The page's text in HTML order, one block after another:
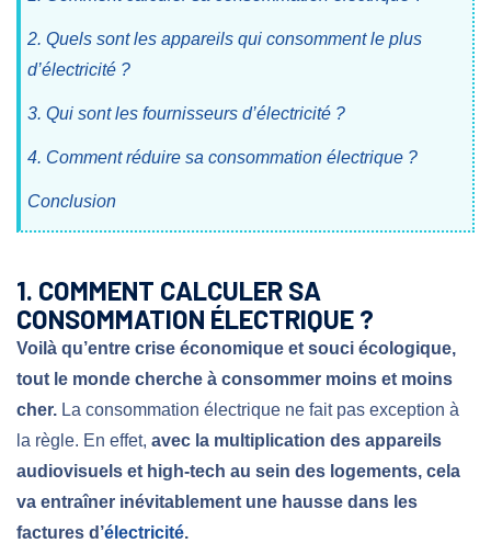
2. Quels sont les appareils qui consomment le plus
d’électricité ?
3. Qui sont les fournisseurs d’électricité ?
4. Comment réduire sa consommation électrique ?
Conclusion
1. COMMENT CALCULER SA
CONSOMMATION ÉLECTRIQUE ?
Voilà qu’entre crise économique et souci écologique,
tout le monde cherche à consommer moins et moins
cher. La consommation électrique ne fait pas exception à
la règle. En effet, avec la multiplication des appareils
audiovisuels et high-tech au sein des logements, cela
va entraîner inévitablement une hausse dans les
factures d’électricité.